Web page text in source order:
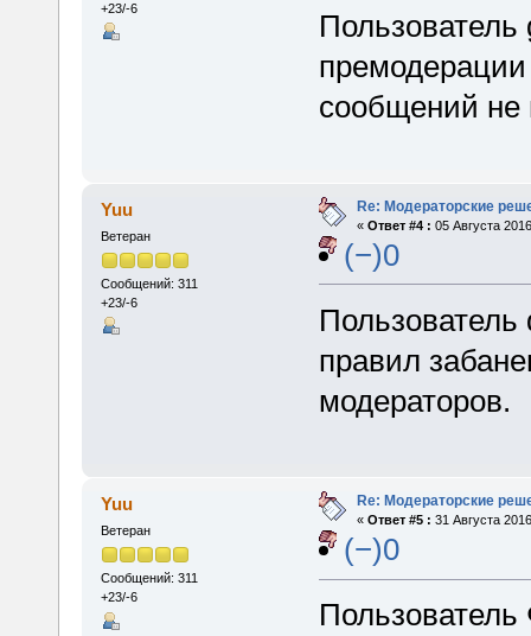
+23/-6
сообщений не
Yuu
Ветеран
Сообщений: 311
+23/-6
Re: Модераторские
« Ответ #4 : 05 Августа
(−)0
правил
модераторов.
Yuu
Ветеран
Сообщений: 311
+23/-6
Re: Модераторские
« Ответ #5 : 31 Августа
(−)0